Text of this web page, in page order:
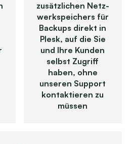
zusätzlichen Netz­
werk­speichers für
Backups direkt in
Plesk, auf die Sie
und Ihre Kunden
selbst Zugriff
haben, ohne
unseren Support
kontaktieren zu
müssen